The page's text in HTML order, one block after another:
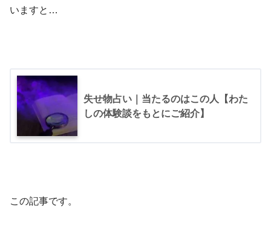
いますと…
失せ物占い｜当たるのはこの人【わた
しの体験談をもとにご紹介】
この記事です。